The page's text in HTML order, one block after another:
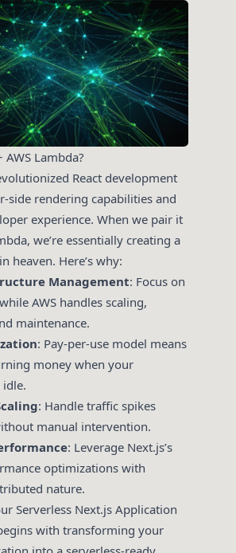
Lambda?
React development
side rendering capabilities and
experience. When we pair it
we’re essentially creating a
heaven. Here’s why:
Management: Focus on
AWS handles scaling,
maintenance.
: Pay-per-use model means
money when your
: Handle traffic spikes
manual intervention.
: Leverage Next.js’s
optimizations with
nature.
Serverless Next.js Application
with transforming your